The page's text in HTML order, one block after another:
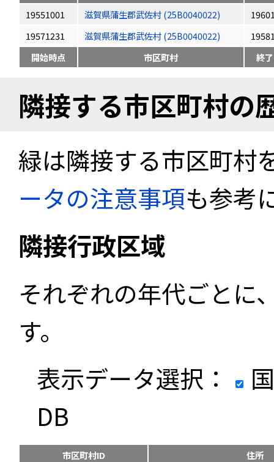
19551001
滋賀県蒲生郡武佐村 (25B0040022)
19571231
滋賀県蒲生郡武佐村 (25B0040022)
開始時点
市区町村 終
隣接する市区町村の
緑は隣接する市区町村
ータの注意事項も参考
隣接行政区域
それぞれの年代ごとに
す。
表示データ選択：
DB
市区町村ID
住所